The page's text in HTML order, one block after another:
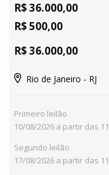
R$ 36.000,00
R$ 500,00
R$ 36.000,00
Rio de Janeiro - RJ
Primeiro leilão
10/08/2026 a partir das
Segundo leilão
17/08/2026 a partir das